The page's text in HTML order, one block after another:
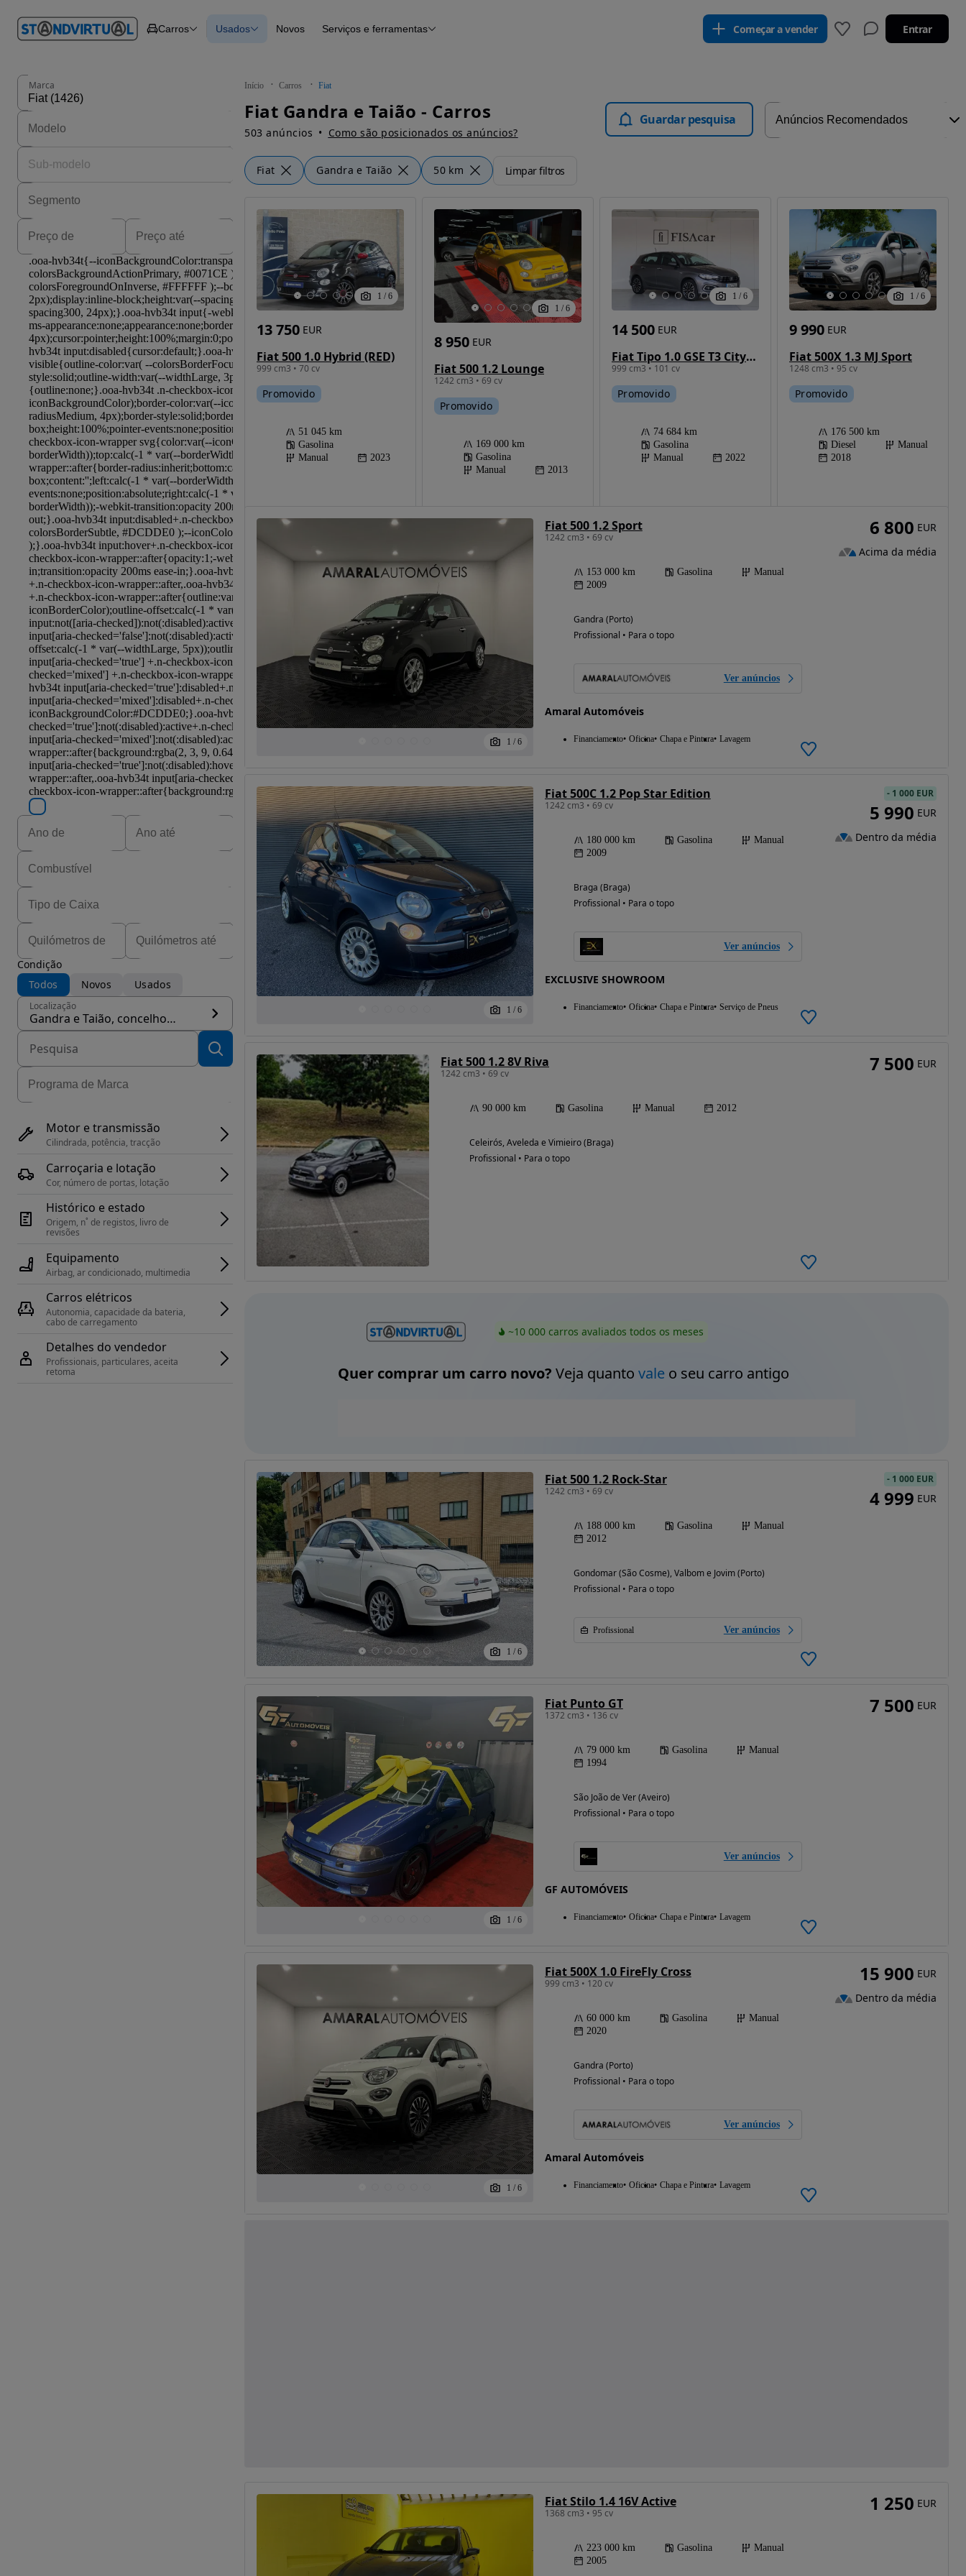
em
Carros Carros
Carros
Novos
Usados Novos Serviços e ferramentas Começar a vender Entrar
Início Carros Fiat
Fiat Gandra e Taião - Carros
503 anúncios Como são posicionados os anúncios?
Guardar pesquisa
Fiat Gandra e Taião 50 km Limpar filtros
Marca
Possibilidade de
financiamento
Condição
Todos
Novos Usados
Localização
Gandra e Taião, concelho Valença
Motor e transmissão
Cilindrada, potência, tracção
Carroçaria e lotação
Cor, número de portas, lotação
Histórico e estado
Origem, n˚ de registos, livro de
revisões
Equipamento
Airbag, ar condicionado, multimedia
Carros elétricos
Autonomia, capacidade da bateria,
cabo de carregamento
Detalhes do vendedor
Profissionais, particulares, aceita
retoma
1 / 6
Fiat 500 1.0 Hybrid (RED)
999 cm3 • 70 cv
13 750 EUR
Promovido
51 045 km
Gasolina
Manual
2023
1 / 6
Fiat 500 1.2 Lounge
1242 cm3 • 69 cv
8 950 EUR
Promovido
169 000 km
Gasolina
Manual
2013
1 / 6
Fiat Tipo 1.0 GSE T3 City Life
999 cm3 • 101 cv
14 500 EUR
Promovido
74 684 km
Gasolina
Manual
2022
1 / 6
Fiat 500X 1.3 MJ Sport
1248 cm3 • 95 cv
9 990 EUR
Promovido
176 500 km
Diesel
Manual
2018
1 / 6
Fiat 500 1.2 Sport
1242 cm3 • 69 cv
153 000 km Gasolina
Manual
2009
Gandra (Porto)
Profissional • Para o topo
Ver anúncios
Amaral Automóveis
Financiamento Oficina Chapa e Pintura Lavagem
6 800 EUR
Acima da média
1 / 6
Fiat 500C 1.2 Pop Star Edition
1242 cm3 • 69 cv
180 000 km Gasolina
Manual
2009
Braga (Braga)
Profissional • Para o topo
Ver anúncios
EXCLUSIVE SHOWROOM
Financiamento Oficina Chapa e Pintura Serviço de Pneus
- 1 000 EUR
5 990 EUR
Dentro da média
Fiat 500 1.2 8V Riva
1242 cm3 • 69 cv
90 000 km Gasolina Manual 2012
Celeirós, Aveleda e Vimieiro (Braga)
Profissional • Para o topo
7 500 EUR
~10 000 carros avaliados todos os meses
Quer comprar um carro novo? Veja quanto valeo seu carro antigo
1 / 6
Fiat 500 1.2 Rock-Star
1242 cm3 • 69 cv
188 000 km Gasolina
Manual
2012
Gondomar (São Cosme), Valbom e Jovim (Porto)
Profissional • Para o topo
Profissional Ver anúncios
- 1 000 EUR
4 999 EUR
1 / 6
Fiat Punto GT
1372 cm3 • 136 cv
79 000 km Gasolina
Manual
1994
São João de Ver (Aveiro)
Profissional • Para o topo
Ver anúncios
GF AUTOMÓVEIS
Financiamento Oficina Chapa e Pintura Lavagem
7 500 EUR
1 / 6
Fiat 500X 1.0 FireFly Cross
999 cm3 • 120 cv
60 000 km Gasolina
Manual
2020
Gandra (Porto)
Profissional • Para o topo
Ver anúncios
Amaral Automóveis
Financiamento Oficina Chapa e Pintura Lavagem
15 900 EUR
Dentro da média
Fiat Stilo 1.4 16V Active
1368 cm3 • 95 cv
223 000 km Gasolina
Manual
2005
1 250 EUR